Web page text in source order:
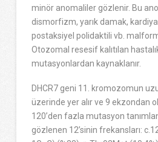
minör anomaliler gözlenir. Bu
dismorfizm, yarık damak,
postaksiyel polidaktili vb.
Otozomal resesif kalıtılan
mutasyonlardan kaynaklanır.
DHCR7 geni 11. kromozomun
üzerinde yer alır ve 9 ekzondan
120’den fazla mutasyon
gözlenen 12’sinin frekansları: